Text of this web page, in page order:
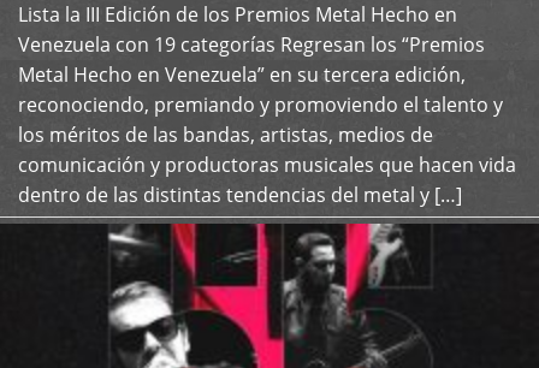
Lista la III Edición de los Premios Metal Hecho en
Venezuela con 19 categorías Regresan los “Premios
Metal Hecho en Venezuela” en su tercera edición,
reconociendo, premiando y promoviendo el talento y
los méritos de las bandas, artistas, medios de
comunicación y productoras musicales que hacen vida
dentro de las distintas tendencias del metal y […]
+